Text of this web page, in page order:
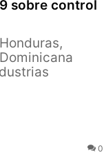
sobre control
0